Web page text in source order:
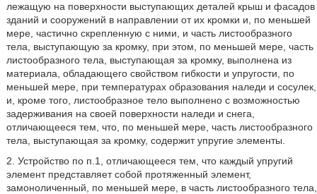
лежащую на поверхности выступающих деталей крыш и фасадов
зданий и сооружений в направлении от их кромки и, по меньшей
мере, частично скрепленную с ними, и часть листообразного
тела, выступающую за кромку, при этом, по меньшей мере, часть
листообразного тела, выступающая за кромку, выполнена из
материала, обладающего свойством гибкости и упругости, по
меньшей мере, при температурах образования наледи и сосулек,
и, кроме того, листообразное тело выполнено с возможностью
задерживания на своей поверхности наледи и снега,
отличающееся тем, что, по меньшей мере, часть листообразного
тела, выступающая за кромку, содержит упругие элементы.
2. Устройство по п.1, отличающееся тем, что каждый упругий
элемент представляет собой протяженный элемент,
замоноличенный, по меньшей мере, в часть листообразного тела,